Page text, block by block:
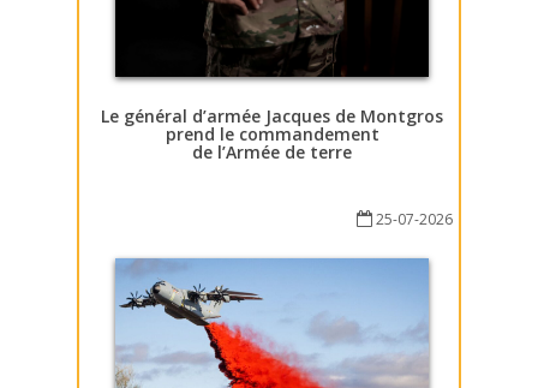
Le général d’armée Jacques de Montgros
prend le commandement
de l’Armée de terre
25-07-2026